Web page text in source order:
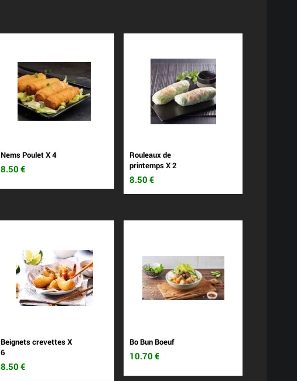
Nems Poulet X 4
8.50 €
Rouleaux de
printemps X 2
8.50 €
Beignets crevettes X
6
8.50 €
Bo Bun Boeuf
10.70 €